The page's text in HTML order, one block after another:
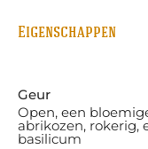
Eigenschappen
Geur
Open, een
abrikozen, rokerig,
basilicum